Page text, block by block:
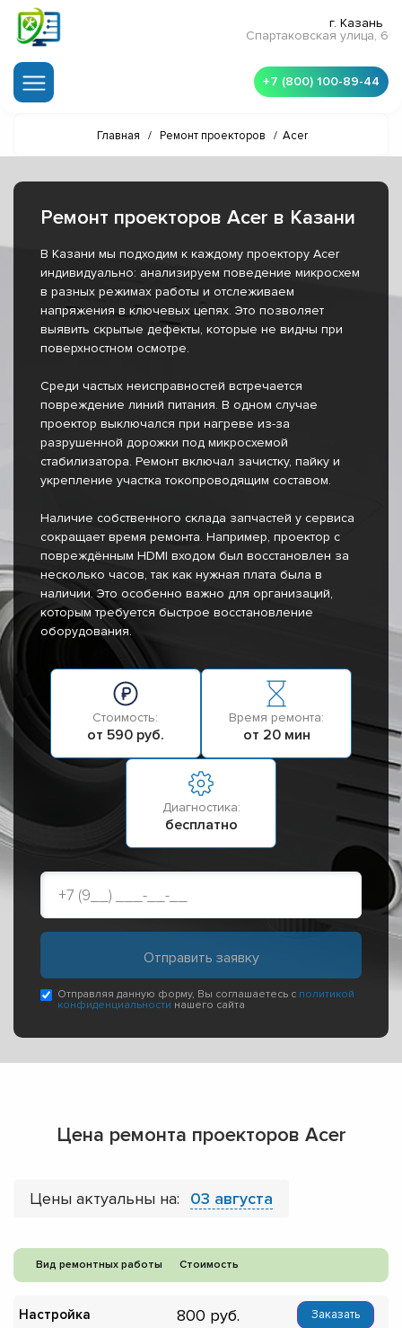
г. Казань
Спартаковская улица, 6
+7 (800) 100-89-44
Главная / Ремонт проекторов / Acer
Ремонт проекторов Acer в Казани
В Казани мы подходим к каждому проектору Acer
индивидуально: анализируем поведение микросхем
в разных режимах работы и отслеживаем
напряжения в ключевых цепях. Это позволяет
выявить скрытые дефекты, которые не видны при
поверхностном осмотре.
Среди частых неисправностей встречается
повреждение линий питания. В одном случае
проектор выключался при нагреве из-за
разрушенной дорожки под микросхемой
стабилизатора. Ремонт включал зачистку, пайку и
укрепление участка токопроводящим составом.
Наличие собственного склада запчастей у сервиса
сокращает время ремонта. Например, проектор с
повреждённым HDMI входом был восстановлен за
несколько часов, так как нужная плата была в
наличии. Это особенно важно для организаций,
которым требуется быстрое восстановление
оборудования.
Стоимость:
от 590 руб.
Время ремонта:
от 20 мин
Диагностика:
бесплатно
Отправляя данную форму, Вы соглашаетесь с политикой
конфиденциальности нашего сайта
Цена ремонта проекторов Acer
Цены актуальны на: 03 августа
Вид ремонтных работы Стоимость
Настройка 800 Заказать